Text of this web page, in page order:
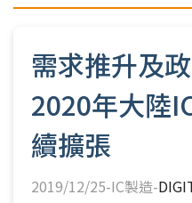
需求推升及
2020年大陸
續擴張
2019/12/25-IC製造-